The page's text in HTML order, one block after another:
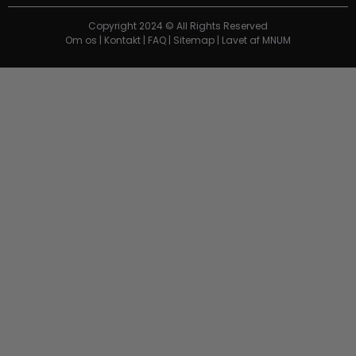
Copyright 2024 © All Rights Reserved
Om os | Kontakt | FAQ | Sitemap | Lavet af MNUM